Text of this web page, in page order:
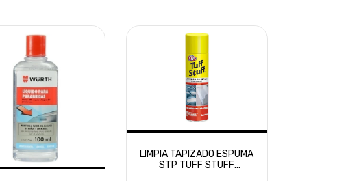
LIMPIA TAPIZADO ESPUMA
STP TUFF STUFF